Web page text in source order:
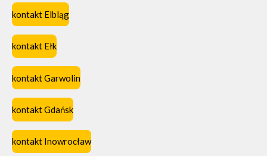
kontakt Elbląg
kontakt Ełk
kontakt Garwolin
kontakt Gdańsk
kontakt Inowrocław